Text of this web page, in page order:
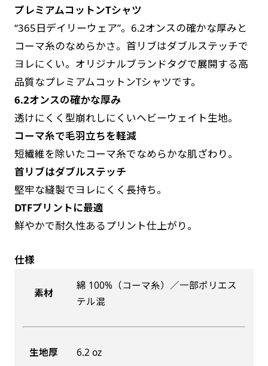
プレミアムコットンTシャツ
“365日デイリーウェア”。6.2オンスの確かな厚みと
コーマ糸のなめらかさ。首リブはダブルステッチで
ヨレにくい。オリジナルブランドタグで展開する高
品質なプレミアムコットンTシャツです。
6.2オンスの確かな厚み
透けにくく型崩れしにくいヘビーウェイト生地。
コーマ糸で毛羽立ちを軽減
短繊維を除いたコーマ糸でなめらかな肌ざわり。
首リブはダブルステッチ
堅牢な縫製でヨレにくく長持ち。
DTFプリントに最適
鮮やかで耐久性あるプリント仕上がり。
仕様
素材
綿 100%（コーマ糸）／一部ポリエス
テル混
生地厚 6.2 oz
す。かわいいい＆おしゃれなのぼりです。台はセ
ットでついてます。
ジャンボ(90x270)
遠くからでも視認しやすいジャンボサイズです。
駐車場などのスペースに余裕がある場所で大々的
に宣伝できます。
4mまたは5mのポールが必要です。
吊り下げ旗(30x42)
掛け軸のように吊り下げ式にします。上部に棒袋
際の装飾などにとてもお役立ち！
す。かわいいい＆おしゃれなのぼりです。台はセ
ットでついてます。
ジャンボ(270x90)
遠くからでも視認しやすいジャンボサイズです。
駐車場などのスペースに余裕がある場所で大々的
に宣伝できます。
4mまたは5mのポールが必要です。
吊り下げ旗(42x30)
掛け軸のように吊り下げ式にします。上部に棒袋
際の装飾などにとてもお役立ち！